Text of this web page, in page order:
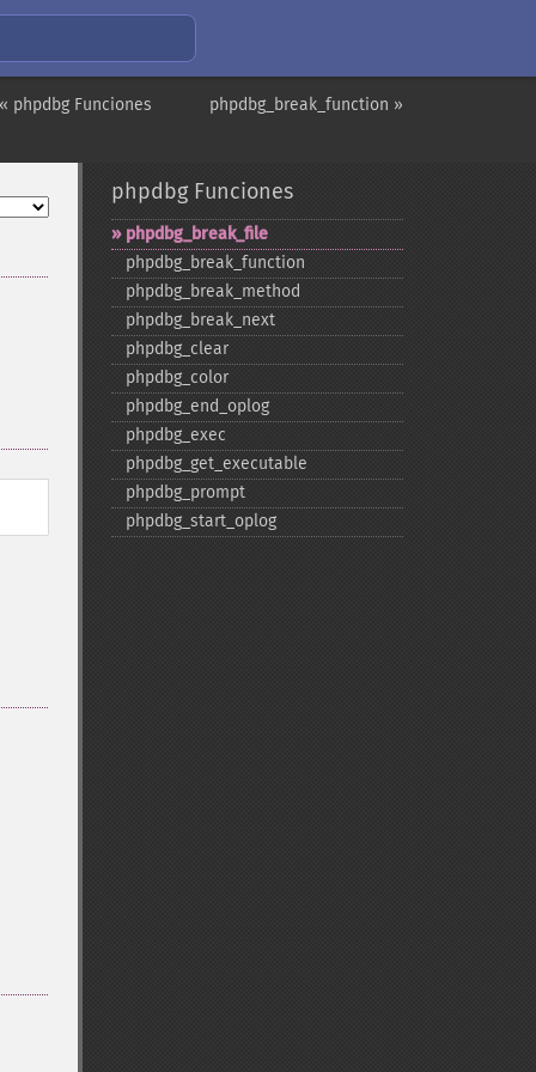
phpdbg_break_function »
« phpdbg Funciones
phpdbg Funciones
phpdbg_​break_​file
phpdbg_​break_​function
phpdbg_​break_​method
phpdbg_​break_​next
phpdbg_​clear
phpdbg_​color
phpdbg_​end_​oplog
phpdbg_​exec
phpdbg_​get_​executable
phpdbg_​prompt
phpdbg_​start_​oplog